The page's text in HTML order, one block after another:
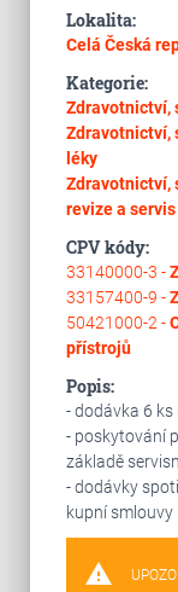
Lokalita:
Celá Česká
Kategorie:
Zdravotnictví,
Zdravotnictví,
léky
Zdravotnictví,
revize a servis
CPV kódy:
33140000-3 -
33157400-9 -
50421000-2 -
přístrojů
Popis:
- dodávka 6
- poskytování
základě
- dodávky
kupní smlouvy
warning